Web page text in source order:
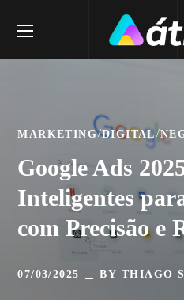
MARKETING DIGITAL
Google Ads
Inteligentes
com Precisão e
07/03/2025 BY THIAGO